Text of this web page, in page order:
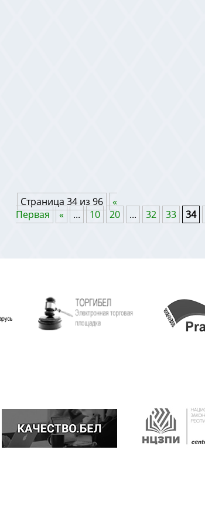
Страница 34 из 96
«
Первая
« ... 10 20 ... 32 33 34